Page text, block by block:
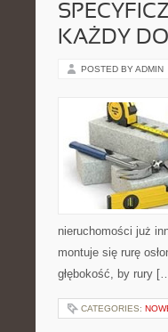
KAŻDY
POSTED BY ADMIN
nieruchomości już
montuje się rurę
głębokość, by rury
CATEGORIES: